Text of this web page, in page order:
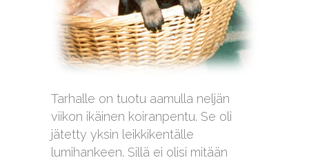
Tarhalle on tuotu aamulla neljän
viikon ikäinen koiranpentu. Se oli
jätetty yksin leikkikentälle
lumihankeen. Sillä ei olisi mitään